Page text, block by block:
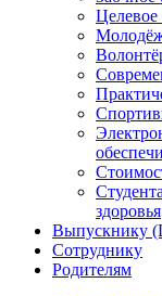
Целевое
здоровья
Выпускнику
Сотруднику
Родителям